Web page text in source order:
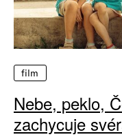
film
Nebe, peklo,
zachycuje